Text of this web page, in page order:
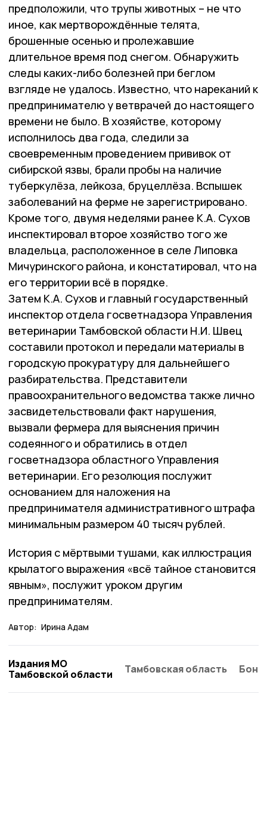
предположили, что трупы животных – не что
иное, как мертворождённые телята,
брошенные осенью и пролежавшие
длительное время под снегом. Обнаружить
следы каких-либо болезней при беглом
взгляде не удалось. Известно, что нареканий к
предпринимателю у ветврачей до настоящего
времени не было. В хозяйстве, которому
исполнилось два года, следили за
своевременным проведением прививок от
сибирской язвы, брали пробы на наличие
туберкулёза, лейкоза, бруцеллёза. Вспышек
заболеваний на ферме не зарегистрировано.
Кроме того, двумя неделями ранее К.А. Сухов
инспектировал второе хозяйство того же
владельца, расположенное в селе Липовка
Мичуринского района, и констатировал, что на
его территории всё в порядке.
Затем К.А. Сухов и главный государственный
инспектор отдела госветнадзора Управления
ветеринарии Тамбовской области Н.И. Швец
составили протокол и передали материалы в
городскую прокуратуру для дальнейшего
разбирательства. Представители
правоохранительного ведомства также лично
засвидетельствовали факт нарушения,
вызвали фермера для выяснения причин
содеянного и обратились в отдел
госветнадзора областного Управления
ветеринарии. Его резолюция послужит
основанием для наложения на
предпринимателя административного штрафа
минимальным размером 40 тысяч рублей.
История с мёртвыми тушами, как иллюстрация
крылатого выражения «всё тайное становится
явным», послужит уроком другим
предпринимателям.
Автор: Ирина Адам
Издания МО
Тамбовской области
Тамбовская область